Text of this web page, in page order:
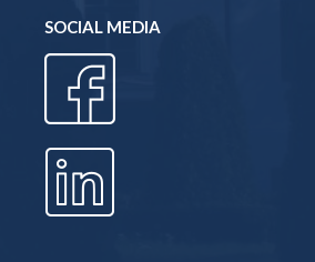
SOCIAL MEDIA